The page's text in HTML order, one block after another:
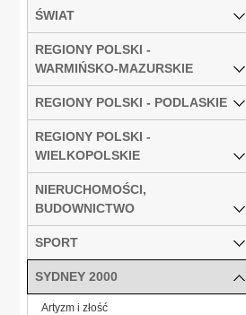
ŚWIAT
REGIONY POLSKI -
WARMIŃSKO-MAZURSKIE
REGIONY POLSKI - PODLASKIE
REGIONY POLSKI -
WIELKOPOLSKIE
NIERUCHOMOŚCI,
BUDOWNICTWO
SPORT
SYDNEY 2000
Artyzm i złość